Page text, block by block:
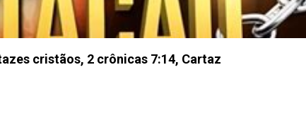
cristãos, 2 crônicas 7:14, Cartaz